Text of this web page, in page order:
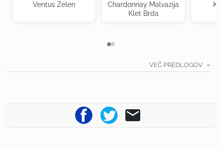
Ventus Zelen
Chardonnay Malvazija
Klet Brda
VEČ PREDLOGOV